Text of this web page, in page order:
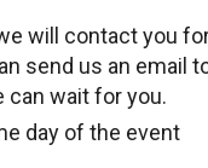
will contact you
send us an email
can wait for you.
day of the event